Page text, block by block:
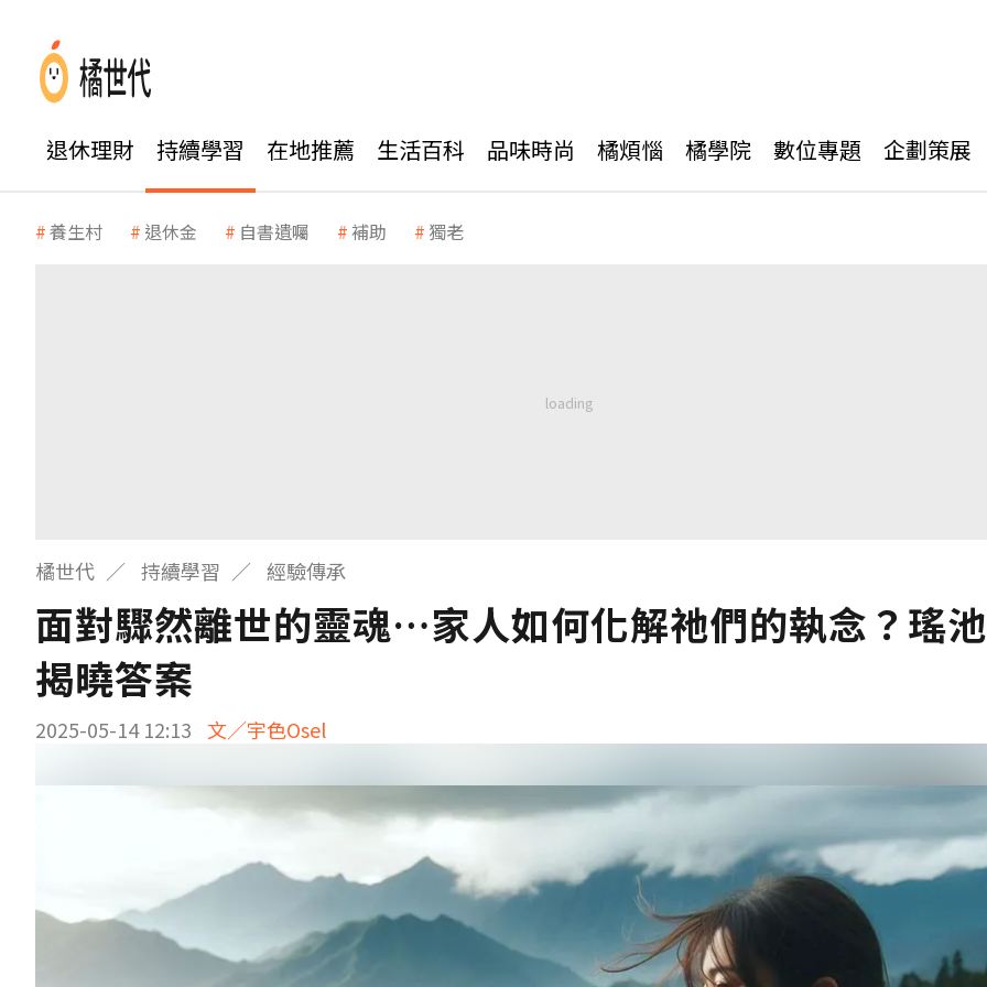
退休理財 持續學習 在地推薦 生活百科 品味時尚 橘煩惱 橘學院 數位專題 企劃策展
養生村 退休金 自書遺囑 補助 獨老
橘世代 持續學習 經驗傳承
面對驟然離世的靈魂…家人如何化解祂們的執念？瑤
揭曉答案
2025-05-14 12:13 文／宇色Osel